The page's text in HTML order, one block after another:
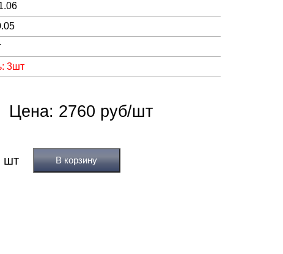
3шт
Цена: 2760 руб/шт
В корзину